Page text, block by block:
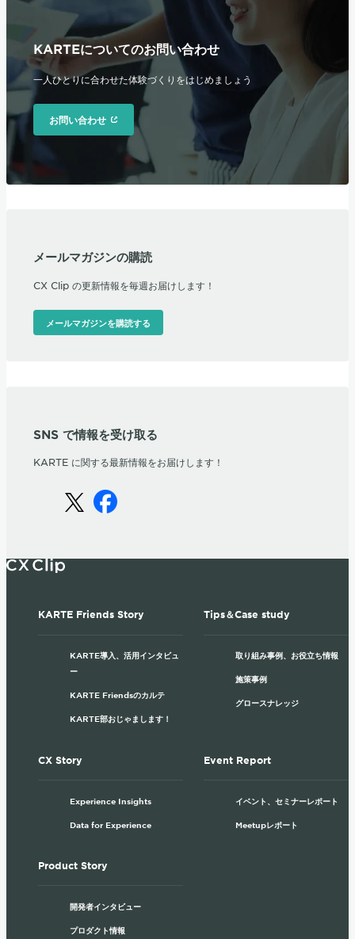
KARTEについてのお問い合わせ
一人ひとりに合わせた体験づくりをはじめましょう
お問い合わせ
メールマガジンの購読
CX Clip の更新情報を毎週お届けします！
メールマガジンを購読する
SNS で情報を受け取る
KARTE に関する最新情報をお届けします！
KARTE Friends Story
KARTE導入、活用インタビュ
ー
KARTE Friendsのカルテ
KARTE部おじゃまします！
Tips＆Case study
取り組み事例、お役立ち情報
施策事例
グロースナレッジ
CX Story
Experience Insights
Data for Experience
Event Report
イベント、セミナーレポート
Meetupレポート
Product Story
開発者インタビュー
プロダクト情報